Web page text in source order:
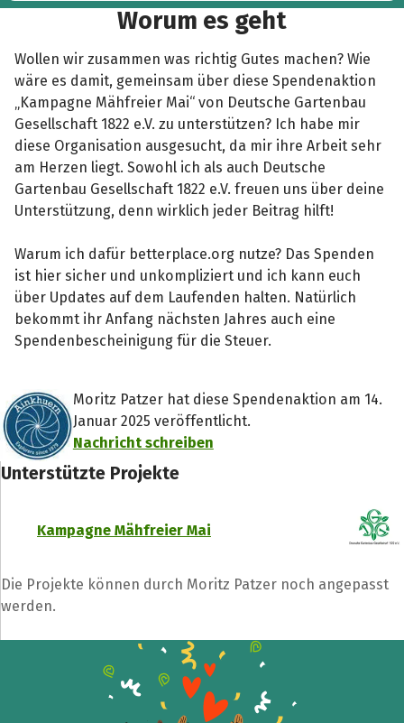
Worum es geht
Wollen wir zusammen was richtig Gutes machen? Wie
wäre es damit, gemeinsam über diese Spendenaktion
„Kampagne Mähfreier Mai“ von Deutsche Gartenbau
Gesellschaft 1822 e.V. zu unterstützen? Ich habe mir
diese Organisation ausgesucht, da mir ihre Arbeit sehr
am Herzen liegt. Sowohl ich als auch Deutsche
Gartenbau Gesellschaft 1822 e.V. freuen uns über deine
Unterstützung, denn wirklich jeder Beitrag hilft!
Warum ich dafür betterplace.org nutze? Das Spenden
ist hier sicher und unkompliziert und ich kann euch
über Updates auf dem Laufenden halten. Natürlich
bekommt ihr Anfang nächsten Jahres auch eine
Spendenbescheinigung für die Steuer.
Moritz Patzer hat diese Spendenaktion am 14.
Januar 2025 veröffentlicht.
Nachricht schreiben
Unterstützte Projekte
Kampagne Mähfreier Mai
Die Projekte können durch Moritz Patzer noch angepasst
werden.